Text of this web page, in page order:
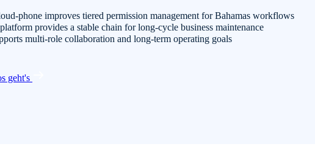
phone improves tiered permission management for Bahamas workflows
provides a stable chain for long-cycle business maintenance
multi-role collaboration and long-term operating goals
geht's